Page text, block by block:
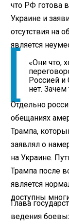
что РФ готова
Украине и
отсутствия на
является
«Они что,
Россией
нет. Зачем
Отдельно
обещаниях
Трампа,
заявлял о
на Украине.
Трампа после
является
доступны
Глава
ведения